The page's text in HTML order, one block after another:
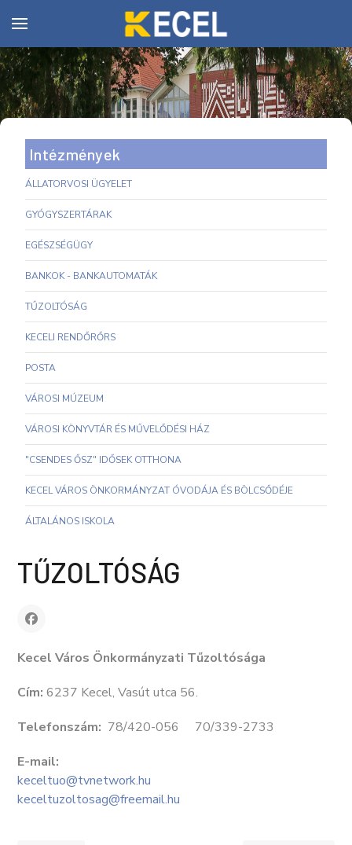
Intézmények
ÁLLATORVOSI ÜGYELET
GYÓGYSZERTÁRAK
EGÉSZSÉGÜGY
BANKOK - BANKAUTOMATÁK
TŰZOLTÓSÁG
KECELI RENDŐRŐRS
POSTA
VÁROSI MÚZEUM
VÁROSI KÖNYVTÁR ÉS MŰVELŐDÉSI HÁZ
"CSENDES ŐSZ" IDŐSEK OTTHONA
KECEL VÁROS ÖNKORMÁNYZAT ÓVODÁJA ÉS BÖLCSŐDÉJE
ÁLTALÁNOS ISKOLA
TŰZOLTÓSÁG
Kecel Város Önkormányzati Tűzoltósága
Cím: 6237 Kecel, Vasút utca 56.
Telefonszám: 78/420-056 70/339-2733
E-mail:
keceltuo@tvnetwork.hu
keceltuzoltosag@freemail.hu